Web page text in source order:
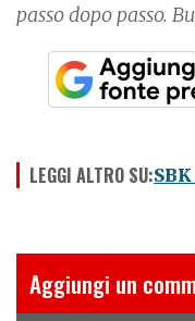
passo dopo passo.
LEGGI ALTRO SU:
Aggiungi un